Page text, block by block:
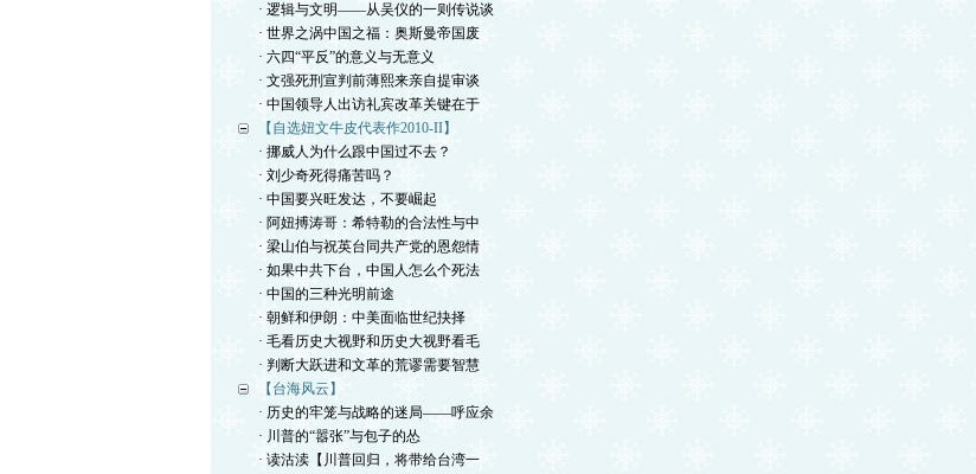
· 逻辑与文明——从吴仪的一则传说谈
· 世界之涡中国之福：奥斯曼帝国废
· 六四“平反”的意义与无意义
· 文强死刑宣判前薄熙来亲自提审谈
· 中国领导人出访礼宾改革关键在于
【自选妞文牛皮代表作2010-II】
· 挪威人为什么跟中国过不去？
· 刘少奇死得痛苦吗？
· 中国要兴旺发达，不要崛起
· 阿妞搏涛哥：希特勒的合法性与中
· 梁山伯与祝英台同共产党的恩怨情
· 如果中共下台，中国人怎么个死法
· 中国的三种光明前途
· 朝鲜和伊朗：中美面临世纪抉择
· 毛看历史大视野和历史大视野看毛
· 判断大跃进和文革的荒谬需要智慧
【台海风云】
· 历史的牢笼与战略的迷局——呼应余
· 川普的“嚣张”与包子的怂
· 读沽渎【川普回归，将带给台湾一